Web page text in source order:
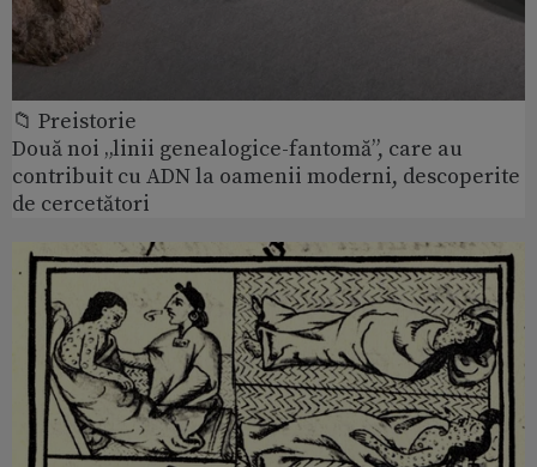
📁 Preistorie
Două noi „linii genealogice-fantomă”, care au
contribuit cu ADN la oamenii moderni, descoperite
de cercetători